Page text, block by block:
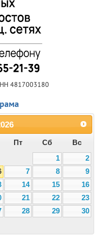
4817003180
Пт Сб
Вс
1
2
7 8
9
14 15
16
21 22
23
28 29
30